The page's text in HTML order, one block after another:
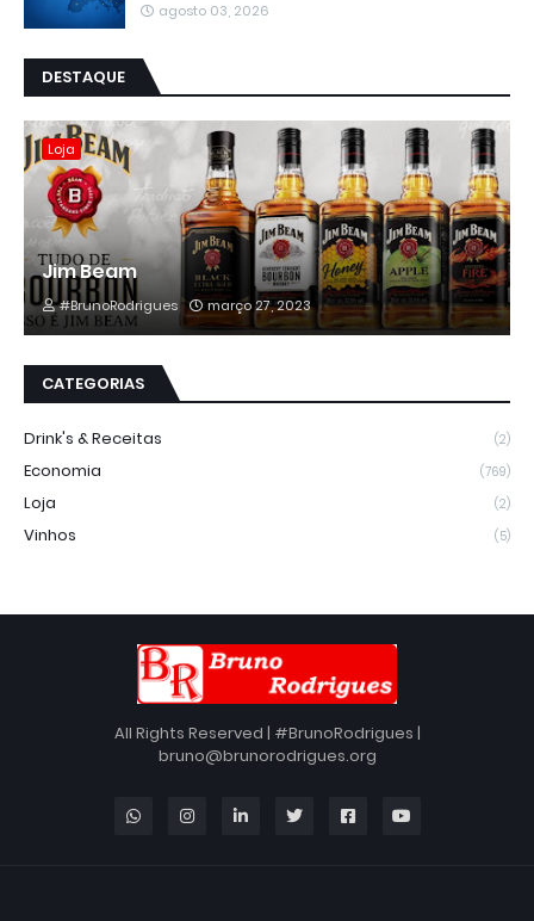
agosto 03, 2026
DESTAQUE
Loja
Jim Beam
#BrunoRodrigues março 27, 2023
CATEGORIAS
Drink's & Receitas (2)
Economia (769)
Loja (2)
Vinhos (5)
All Rights Reserved | #BrunoRodrigues |
bruno@brunorodrigues.org